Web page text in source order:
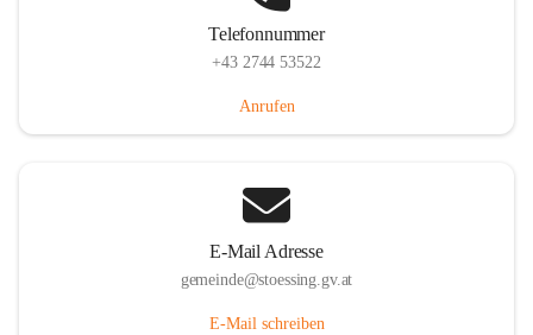
Telefonnummer
+43 2744 53522
Anrufen
E-Mail Adresse
gemeinde@stoessing.gv.at
E-Mail schreiben